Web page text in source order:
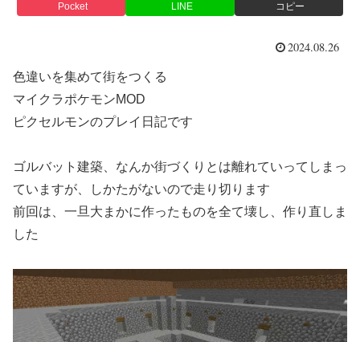
Pocket LINE コピー
2024.08.26
色違いを集めて街をつくる
マイクラポケモンMOD
ピクセルモンのプレイ日記です
ゴルバット建築、なんか街づくりとは離れていってしまっ
ていますが、しかたがないので走り切ります
前回は、一旦大まかに作ったものを全て壊し、作り直しま
した